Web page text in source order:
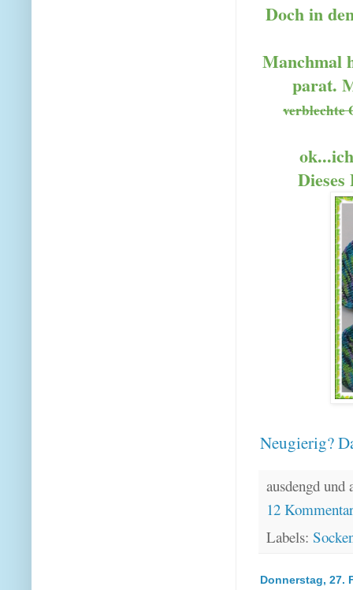
Doch in
Manchmal
parat.
verblechte
Neugierig?
ausdengd
12
Labels:
Donnerstag, 27.